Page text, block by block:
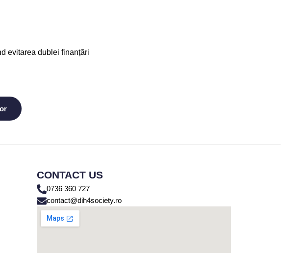
evitarea dublei finanțări
CONTACT US
0736 360 727
contact@dih4society.ro